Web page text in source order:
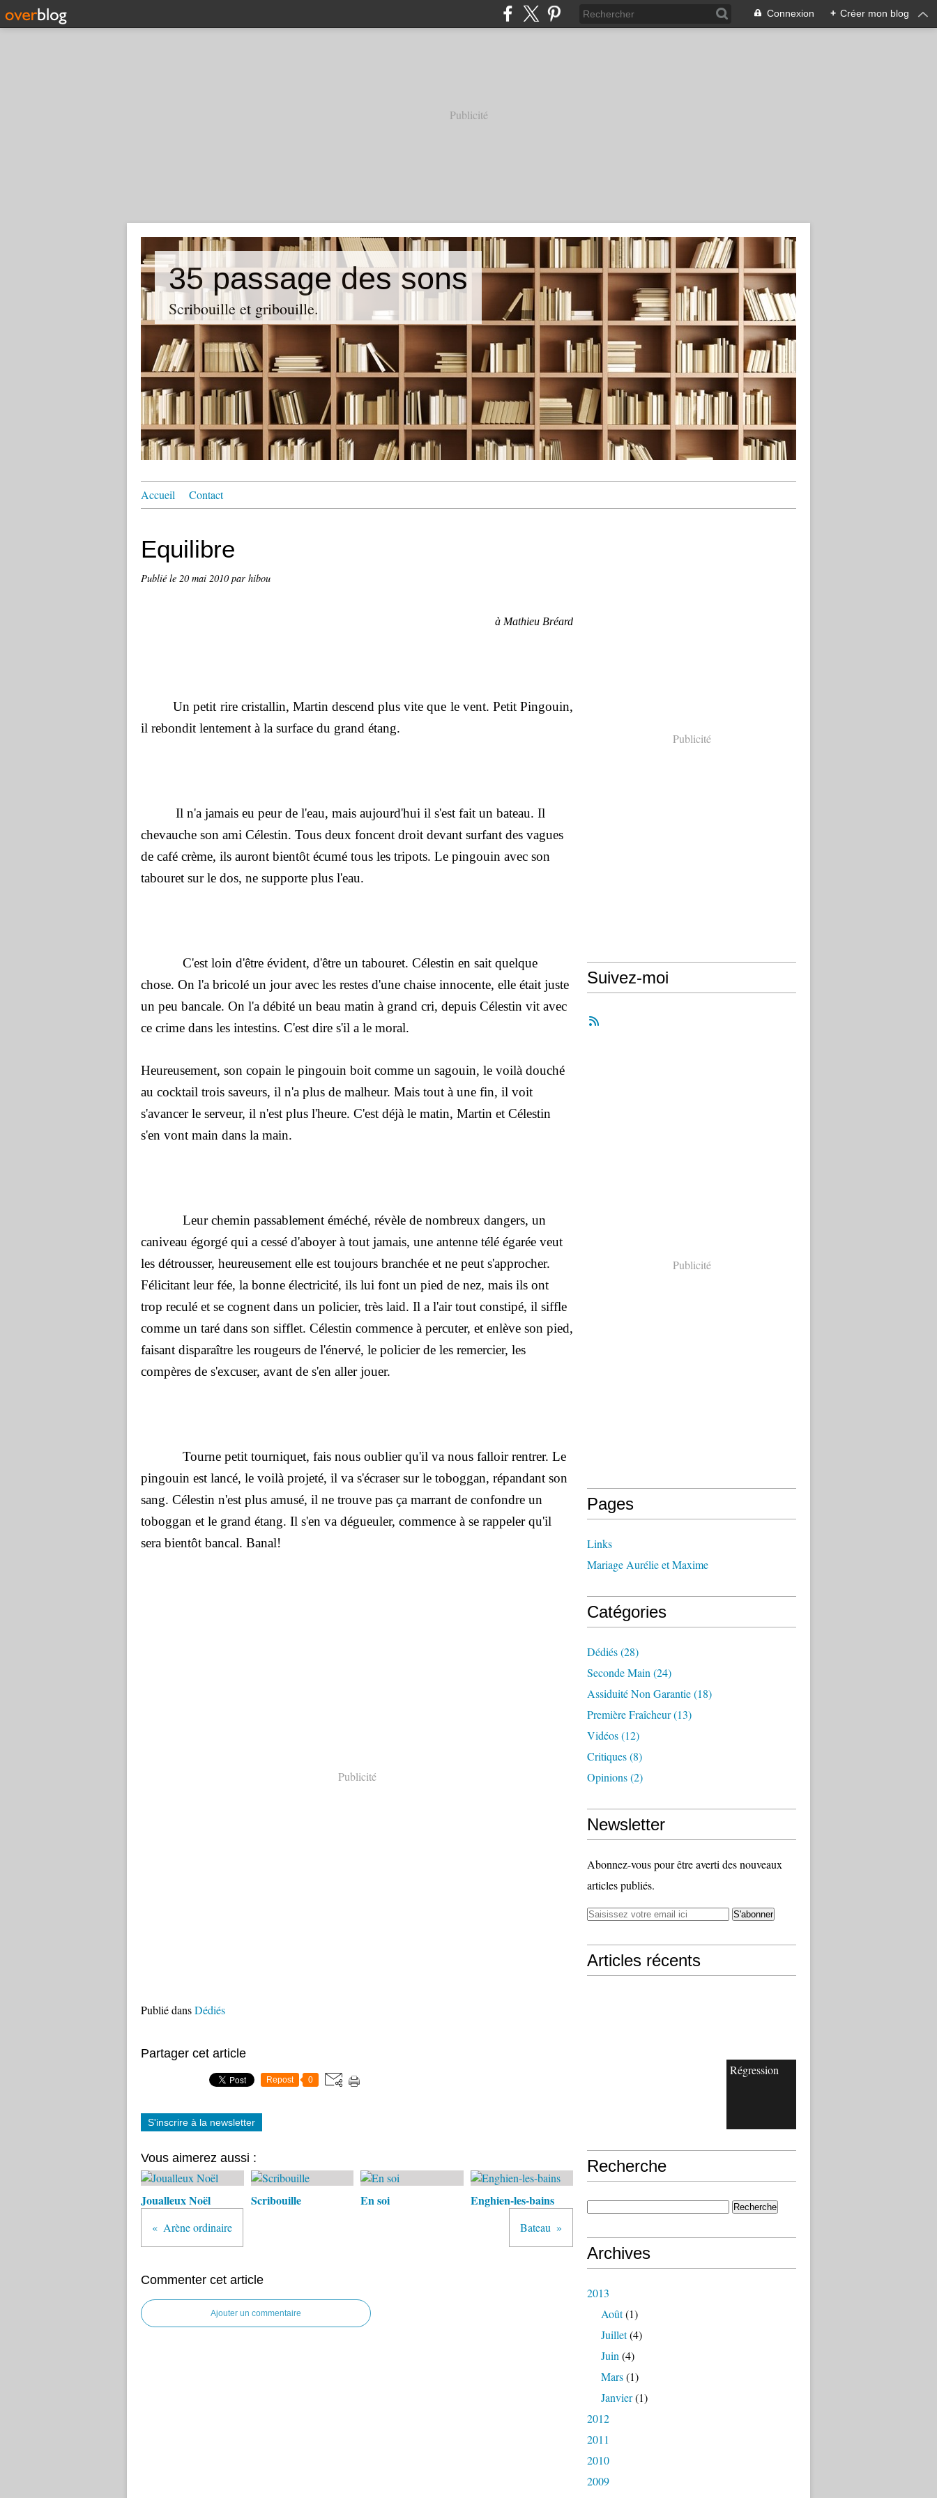
Connexion + Créer mon blog
Publicité
35 passage des sons
Scribouille et gribouille.
Accueil Contact
Equilibre
Publié le 20 mai 2010par hibou
à Mathieu Bréard
Un petit rire cristallin, Martin descend plus vite que le vent. Petit Pingouin,
il rebondit lentement à la surface du grand étang.
Il n'a jamais eu peur de l'eau, mais aujourd'hui il s'est fait un bateau. Il
chevauche son ami Célestin. Tous deux foncent droit devant surfant des vagues
de café crème, ils auront bientôt écumé tous les tripots. Le pingouin avec son
tabouret sur le dos, ne supporte plus l'eau.
C'est loin d'être évident, d'être un tabouret. Célestin en sait quelque
chose. On l'a bricolé un jour avec les restes d'une chaise innocente, elle était juste
un peu bancale. On l'a débité un beau matin à grand cri, depuis Célestin vit avec
ce crime dans les intestins. C'est dire s'il a le moral.
Heureusement, son copain le pingouin boit comme un sagouin, le voilà douché
au cocktail trois saveurs, il n'a plus de malheur. Mais tout à une fin, il voit
s'avancer le serveur, il n'est plus l'heure. C'est déjà le matin, Martin et Célestin
s'en vont main dans la main.
Leur chemin passablement éméché, révèle de nombreux dangers, un
caniveau égorgé qui a cessé d'aboyer à tout jamais, une antenne télé égarée veut
les détrousser, heureusement elle est toujours branchée et ne peut s'approcher.
Félicitant leur fée, la bonne électricité, ils lui font un pied de nez, mais ils ont
trop reculé et se cognent dans un policier, très laid. Il a l'air tout constipé, il siffle
comme un taré dans son sifflet. Célestin commence à percuter, et enlève son pied,
faisant disparaître les rougeurs de l'énervé, le policier de les remercier, les
compères de s'excuser, avant de s'en aller jouer.
Tourne petit tourniquet, fais nous oublier qu'il va nous falloir rentrer. Le
pingouin est lancé, le voilà projeté, il va s'écraser sur le toboggan, répandant son
sang. Célestin n'est plus amusé, il ne trouve pas ça marrant de confondre un
toboggan et le grand étang. Il s'en va dégueuler, commence à se rappeler qu'il
sera bientôt bancal. Banal!
Publicité
Publié dansDédiés
Partager cet article
Repost 0
S'inscrire à la newsletter
Vous aimerez aussi :
Joualleux Noël Scribouille En soi Enghien-les-bains
Arène ordinaire Bateau
Commenter cet article
Ajouter un commentaire
Publicité
Suivez-moi
Publicité
Pages
Links
Mariage Aurélie et Maxime
Catégories
Dédiés(28)
Seconde Main (24)
Assiduité Non Garantie(18)
Première Fraîcheur(13)
Vidéos(12)
Critiques(8)
Opinions(2)
Newsletter
Abonnez-vous pour être averti des nouveaux
articles publiés.
Articles récents
Régression
Recherche
Archives
2013
Août(1)
Juillet(4)
Juin (4)
Mars(1)
Janvier(1)
2012
2011
2010
2009